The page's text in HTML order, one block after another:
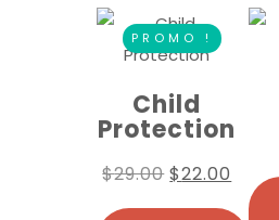
PROMO !
Child
Protection
$29.00 $22.00